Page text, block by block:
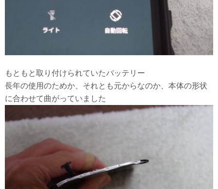
もともと取り付けられていたバッテリー
長年の使用のためか、それとも元からなのか、本体の形状
に合わせて曲がっていました